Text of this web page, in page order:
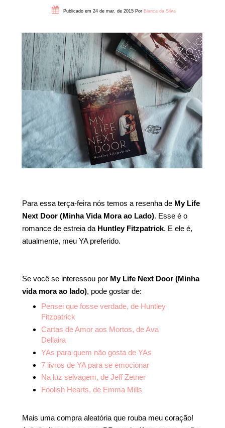
Publicado em 24 de mar. de 2015 Por Bianca da Silva
Para essa terça-feira nós temos a resenha de My Life
Next Door (Minha Vida Mora ao Lado). Esse é o
romance de estreia da Huntley Fitzpatrick. E ele é,
atualmente, meu YA preferido.
Se você se interessou por My Life Next Door (Minha
vida mora ao lado), pode gostar de:
Pensei que fosse verdade, de Huntley
Fitzpatrick
Cartas de Amor aos Mortos, de Ava
Dellaira
YAs para quem não gosta de YAs
7 livros de YA para se emocionar
Na luz selvagem, de Jeff Zetner
Foolish Hearts, de Emma Mills
Mais uma compra aleatória que rouba meu coração!